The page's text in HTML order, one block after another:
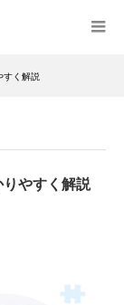
すく解説
やすく解説